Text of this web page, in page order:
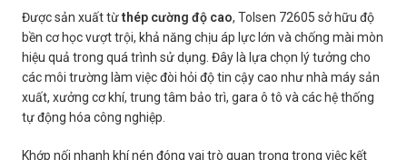
Được sản xuất từthép cường độ cao, Tolsen 72605 sở hữu độ
bền cơ học vượt trội, khả năng chịu áp lực lớn và chống mài mòn
hiệu quả trong quá trình sử dụng. Đây là lựa chọn lý tưởng cho
các môi trường làm việc đòi hỏi độ tin cậy cao như nhà máy sản
xuất, xưởng cơ khí, trung tâm bảo trì, gara ô tô và các hệ thống
tự động hóa công nghiệp.
Khớp nối nhanh khí nén đóng vai trò quan trọng trong việc kết